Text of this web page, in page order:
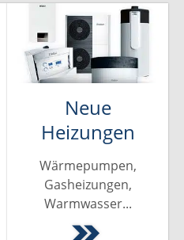
Neue
Heizungen
Wärmepumpen,
Gasheizungen,
Warmwasser...